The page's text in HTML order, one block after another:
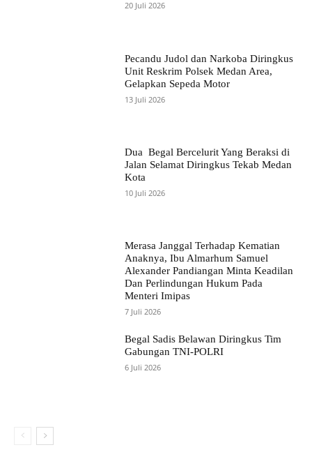
20 Juli 2026
Pecandu Judol dan Narkoba Diringkus
Unit Reskrim Polsek Medan Area,
Gelapkan Sepeda Motor
13 Juli 2026
Dua Begal Bercelurit Yang Beraksi di
Jalan Selamat Diringkus Tekab Medan
Kota
10 Juli 2026
Merasa Janggal Terhadap Kematian
Anaknya, Ibu Almarhum Samuel
Alexander Pandiangan Minta Keadilan
Dan Perlindungan Hukum Pada
Menteri Imipas
7 Juli 2026
Begal Sadis Belawan Diringkus Tim
Gabungan TNI-POLRI
6 Juli 2026